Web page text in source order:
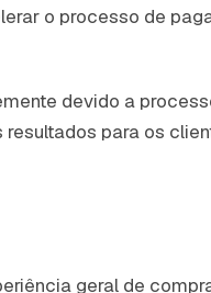
o processo de
devido a
para os
geral de